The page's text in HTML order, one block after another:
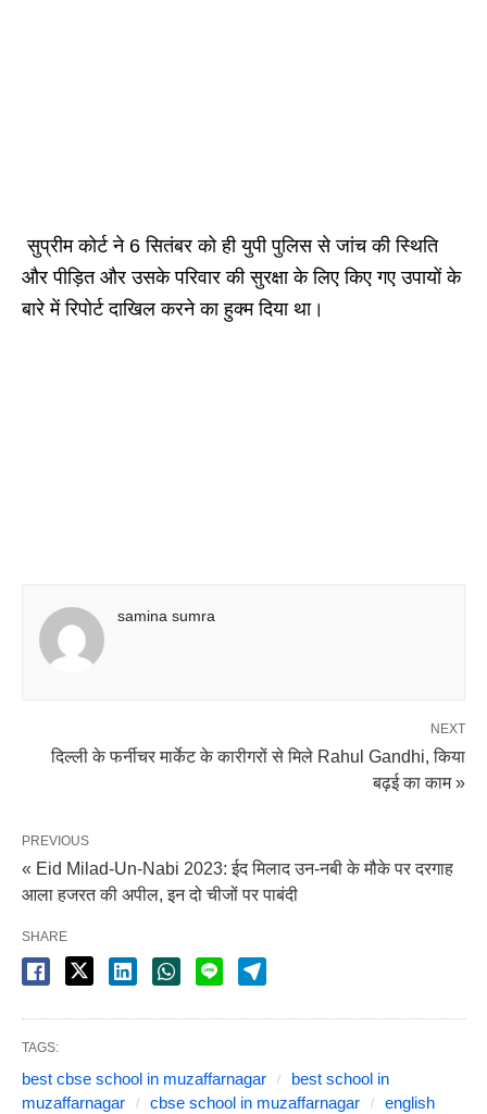
सुप्रीम कोर्ट ने 6 सितंबर को ही युपी पुलिस से जांच की स्थिति
और पीड़ित और उसके परिवार की सुरक्षा के लिए किए गए उपायों के
बारे में रिपोर्ट दाखिल करने का हुक्म दिया था।
samina sumra
NEXT
दिल्ली के फर्नीचर मार्केट के कारीगरों से मिले Rahul Gandhi, किया
बढ़ई का काम »
PREVIOUS
« Eid Milad-Un-Nabi 2023: ईद मिलाद उन-नबी के मौके पर दरगाह
आला हजरत की अपील, इन दो चीजों पर पाबंदी
SHARE
TAGS:
best cbse school in muzaffarnagar
best school in
muzaffarnagar
cbse school in muzaffarnagar
english